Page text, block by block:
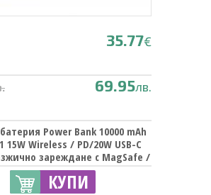
35.77€
69.95лв.
Power Bank 10000 mAh
15W Wireless / PD/20W USB-C
зареждане с MagSafe /
Wireless Charging Power Bank
10000 mAh 20W - Бяла
КУПИ